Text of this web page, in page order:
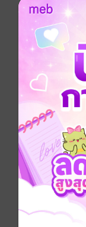
อยากได้
การ์ตูนญี่ปุ่น
การ์ตูนผู้ชาย
ซีรีส์
ประเภทไฟล์